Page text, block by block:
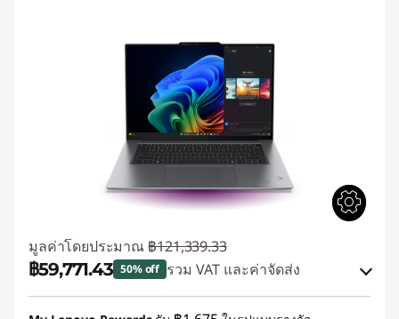
มูลค่าโดยประมาณ ฿121,339.33
฿59,771.43 50% off รวม VAT และค่าจัดส่ง
ประหยัดทันที :-฿60,502.14